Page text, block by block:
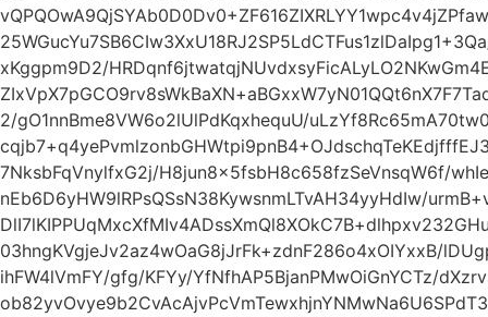
xKggpm9D2/
2/gO1nnBme8VW6o2lUlPdKqxhequU/
7NksbFqVnylfxG2j/H8jun8x5fsbH8c658fzSeVnsqW6f/
nEb6D6yHW9lRPsQSsN38KywsnmLTvAH34yyHdIw/
03hngKVgjeJv2az4wOaG8jJrFk+zdnF286o4xOIYxxB/
ihFW4lVmFY/gfg/KFYy/YfNfhAP5BjanPMwOiGnYCTz/